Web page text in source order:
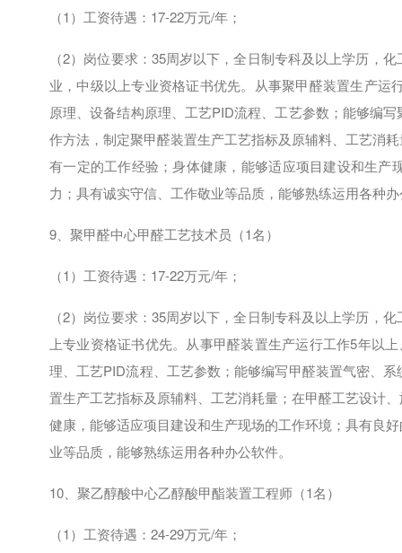
（1）工资待遇： 17-22万元/年；
（2）岗位要求： 35周岁以下，全日制专科及以上学历，
业，中级以上专业资格证书优先。从事聚甲醛装置生产运
原理、设备结构原理、工艺PID流程、工艺参数；能够编
作方法，制定聚甲醛装置生产工艺指标及原辅料、工艺消
有一定的工作经验；身体健康，能够适应项目建设和生
力；具有诚实守信、工作敬业等品质，能够熟练运用各种
9、聚甲醛中心甲醛工艺技术员（1名）
（1）工资待遇： 17-22万元/年；
（2）岗位要求： 35周岁以下，全日制专科及以上学历，
上专业资格证书优先。从事甲醛装置生产运行工作5年以
理、工艺PID流程、工艺参数；能够编写甲醛装置气密、
置生产工艺指标及原辅料、工艺消耗量；在甲醛工艺设计
健康，能够适应项目建设和生产现场的工作环境；具有良
业等品质，能够熟练运用各种办公软件。
10、聚乙醇酸中心乙醇酸甲酯装置工程师（1名）
（1）工资待遇： 24-29万元/年；